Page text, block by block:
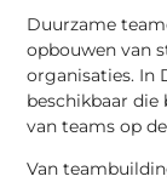
Duurzame
opbouwen van
organisaties. In
beschikbaar
van teams op
Van